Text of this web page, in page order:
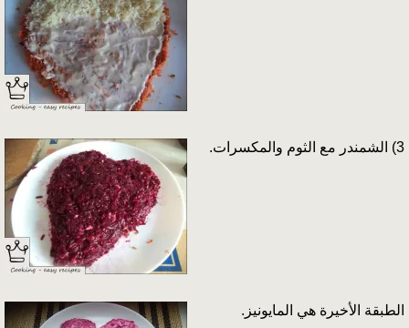
3) الشمندر مع الثوم والمكسرات.
الطبقة الأخيرة هي المايونيز.